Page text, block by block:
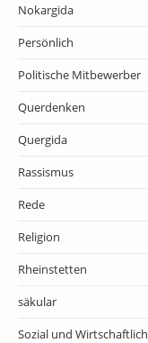
Nokargida
Persönlich
Politische Mitbewerber
Querdenken
Quergida
Rassismus
Rede
Religion
Rheinstetten
säkular
Sozial und Wirtschaftlich